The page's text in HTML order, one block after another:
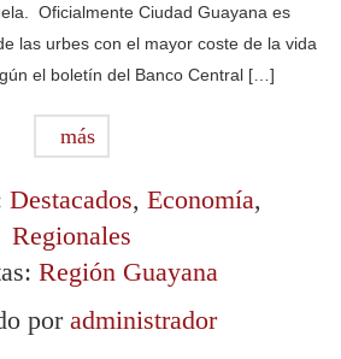
Oficialmente Ciudad Guayana es
las urbes con el mayor coste de la vida
el boletín del Banco Central […]
más
Destacados, Economía,
Regionales
Región Guayana
por administrador